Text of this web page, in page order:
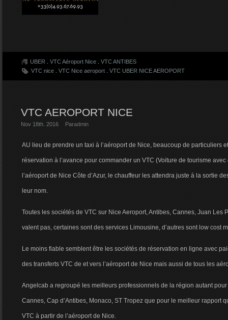
UBER VTC Aéroport Nice
VTC ANTIBES
VTC nice
VTC Nice aeroport VTC UBER NICE AEROPORT
VTC AEROPORT NICE
Nov 18th. 2016 Paradmin
AU lieu de prendre un taxi à l’aéroport de Nice, beaucoup de particuliers
réservation à l’avance pour commander un VTC (Voiture de tourisme
l’aéroport de Nice Côte d’Azur, le chauffeur les attendra juste à la sortie
leur nom.
Toutes les sociétés de VTC sur Nice Aeroport, Antibes, Cannes, Juan Les
valent pas, certaines sont des services Limousine, d’autres sont low cost
Le moins fiable semblent être les sociétés de réservation en ligne avec
des transferts VTC de et vers l’aéroport de Nice mais aussi de tous les
Angelcab a regroupé les meilleurs professionnels de la région autant
Cannes, Cap d’Antibes, Monaco, ST Tropez que pour le meilleur rapport
VTC à partir de l’aéroport de Nice.